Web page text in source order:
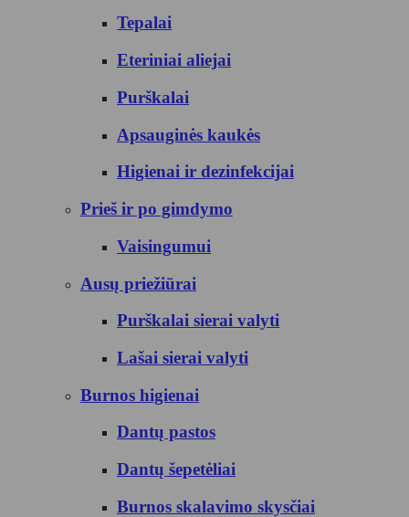
Tepalai
Eteriniai aliejai
Purškalai
Apsauginės kaukės
Higienai ir dezinfekcijai
Prieš ir po gimdymo
Vaisingumui
Ausų priežiūrai
Purškalai sierai valyti
Lašai sierai valyti
Burnos higienai
Dantų pastos
Dantų šepetėliai
Burnos skalavimo skysčiai